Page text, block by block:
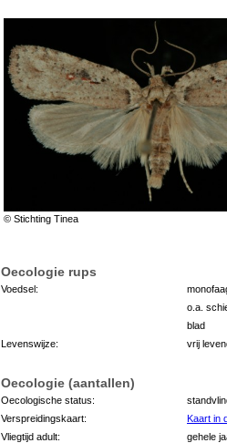
© Stichting Tinea
Oecologie rups
Voedsel:
o.a.
blad
Levenswijze:
vrij
Oecologie (aantallen)
Oecologische status:
Verspreidingskaart:
Kaart in
Vliegtijd adult:
gehele